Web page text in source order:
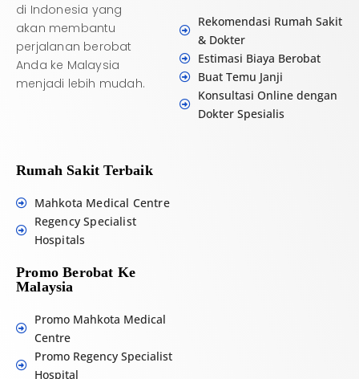
di Indonesia yang
akan membantu
perjalanan berobat
Anda ke Malaysia
menjadi lebih mudah.
Rekomendasi Rumah Sakit
& Dokter
Estimasi Biaya Berobat
Buat Temu Janji
Konsultasi Online dengan
Dokter Spesialis
Rumah Sakit Terbaik
Mahkota Medical Centre
Regency Specialist
Hospitals
Promo Berobat Ke
Malaysia
Promo Mahkota Medical
Centre
Promo Regency Specialist
Hospital